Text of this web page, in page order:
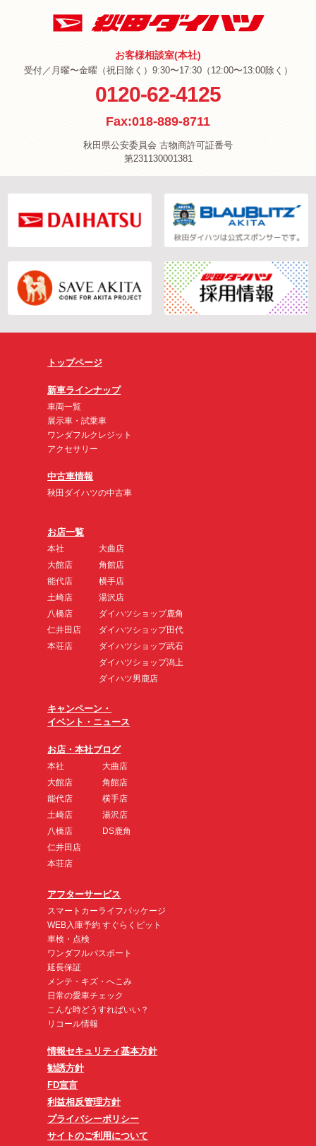
お客様相談室(本社)
受付／月曜〜金曜（祝日除く）9:30〜17:30（12:00〜13:00除く）
0120-62-4125
Fax:018-889-8711
秋田県公安委員会 古物商許可証番号
第231130001381
トップページ
新車ラインナップ
車両一覧
展示車・試乗車
ワンダフルクレジット
アクセサリー
中古車情報
秋田ダイハツの中古車
お店一覧
本社
大館店
能代店
土崎店
八橋店
仁井田店
本荘店
大曲店
角館店
横手店
湯沢店
ダイハツショップ鹿角
ダイハツショップ田代
ダイハツショップ武石
ダイハツショップ潟上
ダイハツ男鹿店
キャンペーン・
イベント・ニュース
お店・本社ブログ
本社
大館店
能代店
土崎店
八橋店
仁井田店
本荘店
大曲店
角館店
横手店
湯沢店
DS鹿角
アフターサービス
スマートカーライフパッケージ
WEB入庫予約 すぐらくピット
車検・点検
ワンダフルパスポート
延長保証
メンテ・キズ・へこみ
日常の愛車チェック
こんな時どうすればいい？
リコール情報
情報セキュリティ基本方針
勧誘方針
FD宣言
利益相反管理方針
プライバシーポリシー
サイトのご利用について